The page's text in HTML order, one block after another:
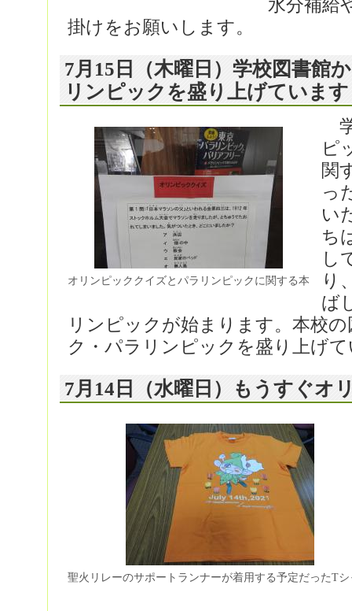
水分補給
掛けをお願いします。
7月15日（木曜日）学校図書館
リンピックを盛り上げています
オリンピッククイズとパラリンピックに関する本
ピ
関
っ
い
ち
し
り
ば
リンピックが始まります。本校
ク・パラリンピックを盛り上げ
7月14日（水曜日）もうすぐオ
聖火リレーのサポートランナーが着用する予定だったTシ